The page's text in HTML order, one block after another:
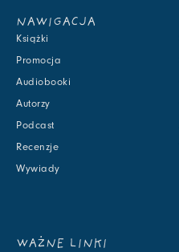
NAWIGACJA
Książki
Promocja
Audiobooki
Autorzy
Podcast
Recenzje
Wywiady
WAŻNE LINKI